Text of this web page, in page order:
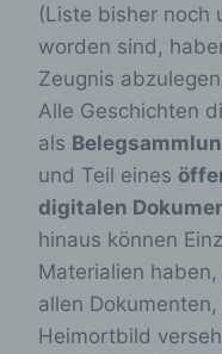
(Liste bisher noch
worden sind,
Zeugnis
Alle Geschichten
als
und Teil eines
digitalen
hinaus können
Materialien
allen
Heimortbild